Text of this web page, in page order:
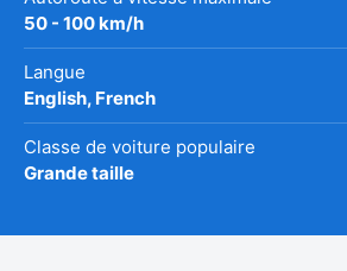
50 - 100 km/h
Langue
English, French
Classe de voiture populaire
Grande taille